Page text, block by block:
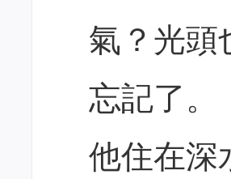
氣？光頭
忘記了。
他住在深